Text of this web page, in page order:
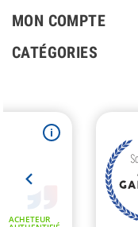
MON COMPTE
CATÉGORIES